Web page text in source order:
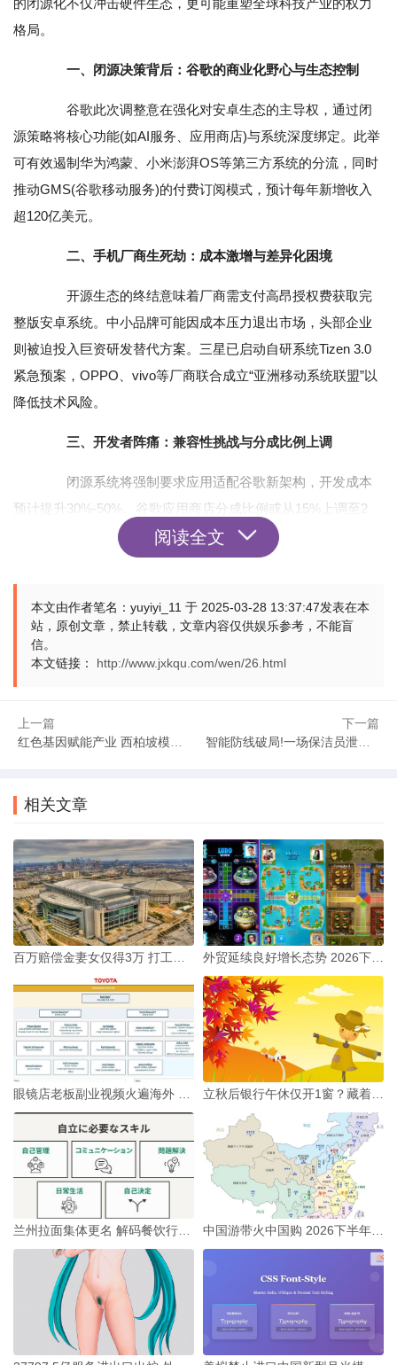
格局。
一、闭源决策背后：谷歌的商业化野心与生态控制‌
谷歌此次调整意在强化对安卓生态的主导权，通过闭
源策略将核心功能(如AI服务、应用商店)与系统深度绑定。此举
可有效遏制华为鸿蒙、小米澎湃OS等第三方系统的分流，同时
推动GMS(谷歌移动服务)的付费订阅模式，预计每年新增收入
超120亿美元。
二、手机厂商生死劫：成本激增与差异化困境‌
开源生态的终结意味着厂商需支付高昂授权费获取完
整版安卓系统。中小品牌可能因成本压力退出市场，头部企业
则被迫投入巨资研发替代方案。三星已启动自研系统Tizen 3.0
紧急预案，OPPO、vivo等厂商联合成立“亚洲移动系统联盟”以
降低技术风险。
三、开发者阵痛：兼容性挑战与分成比例上调‌
闭源系统将强制要求应用适配谷歌新架构，开发成本
预计提升30%-50%。谷歌应用商店分成比例或从15%上调至2
5%，与苹果形成垄断定价。开源社区超过600万开发者面临技
术路线重构，部分团队开始转向鸿蒙、Fuchsia等开源平台。
四、消费者权益博弈：隐私担忧与设备涨价潮‌
系统闭源可能加剧用户数据控制权争议，欧盟已启动
反垄断调查。市场预测旗舰手机价格将上涨8%-12%，中低端机
生态重构进行时：全球科技产业的新赛点‌
业链寻找替代方案。短期内将引发市场洗牌，长期看可能催生
戏，也是中国自主操作系统突围的历史机遇，全球手机生态
的“后安卓时代”正在加速来临。
阅读全文
本文由作者笔名：yuyiyi_11 于 2025-03-28 13:37:47发表在本
站，原创文章，禁止转载，文章内容仅供娱乐参考，不能盲
信。
本文链接： http://www.jxkqu.com/wen/26.html
上一篇
红色基因赋能产业 西柏坡模式绘就乡村振兴新图景
下一篇
智能防线破局!一场保洁员泄密背后的技术暗战‌
相关文章